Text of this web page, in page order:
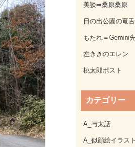
美談➡桑原桑原
日の出公園の竜
もたれ＝Gemini
左ききのエレン
桃太郎ポスト
カテゴリー
A_与太話
A_似顔絵イラスト